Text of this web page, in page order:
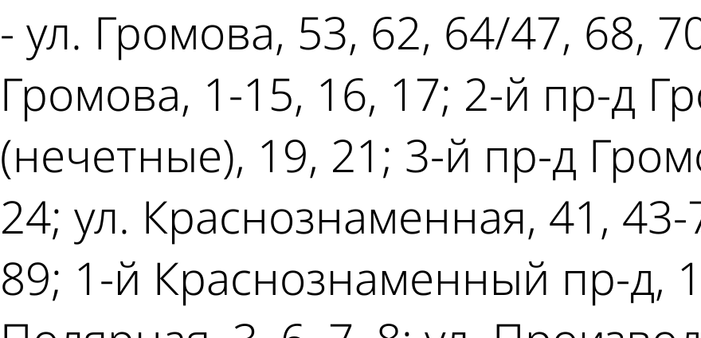
- ул. Громова, 53, 62, 64/47, 68,
Громова, 1-15, 16, 17; 2-й пр-д
(нечетные), 19, 21; 3-й пр-д
24; ул. Краснознаменная, 41,
89; 1-й Краснознаменный пр-д,